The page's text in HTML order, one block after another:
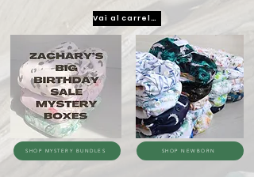
Vai al carrello
SHOP MYSTERY BUNDLES SHOP NEWBORN